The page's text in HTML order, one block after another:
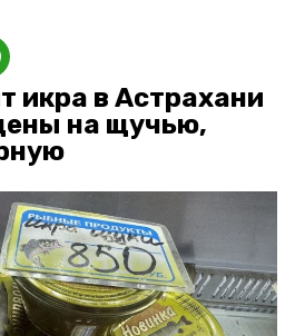
икра в Астрахани
на щучью,